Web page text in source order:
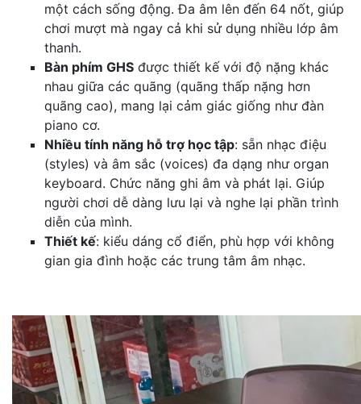
một cách sống động. Đa âm lên đến 64 nốt, giúp
chơi mượt mà ngay cả khi sử dụng nhiều lớp âm
thanh.
Bàn phím GHS được thiết kế với độ nặng khác
nhau giữa các quãng (quãng thấp nặng hơn
quãng cao), mang lại cảm giác giống như đàn
piano cơ.
Nhiều tính năng hỗ trợ học tập: sẵn nhạc điệu
(styles) và âm sắc (voices) đa dạng như organ
keyboard. Chức năng ghi âm và phát lại. Giúp
người chơi dễ dàng lưu lại và nghe lại phần trình
diễn của mình.
Thiết kế: kiểu dáng cổ điển, phù hợp với không
gian gia đình hoặc các trung tâm âm nhạc.